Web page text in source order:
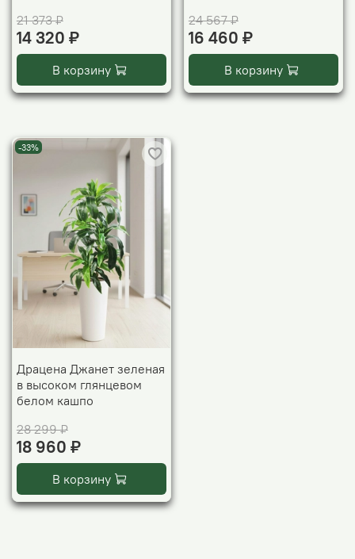
21 373 ₽
14 320 ₽
В корзину
24 567 ₽
16 460 ₽
В корзину
-33%
Драцена Джанет зеленая
в высоком глянцевом
белом кашпо
28 299 ₽
18 960 ₽
В корзину